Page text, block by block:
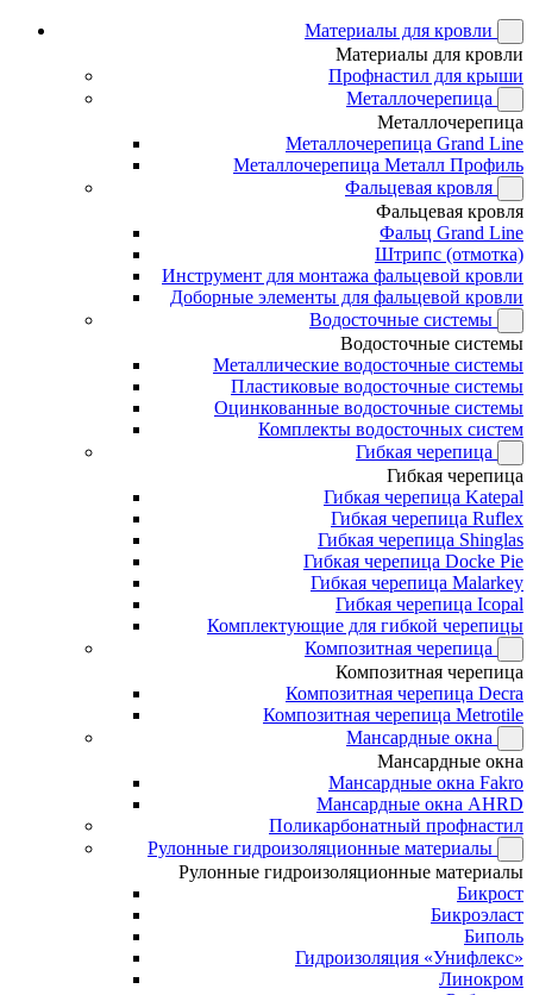
Материалы для кровли
Материалы для кровли
Профнастил для крыши
Металлочерепица
Металлочерепица
Металлочерепица Grand Line
Металлочерепица Металл Профиль
Фальцевая кровля
Фальцевая кровля
Фальц Grand Line
Штрипс (отмотка)
Инструмент для монтажа фальцевой кровли
Доборные элементы для фальцевой кровли
Водосточные системы
Водосточные системы
Металлические водосточные системы
Пластиковые водосточные системы
Оцинкованные водосточные системы
Комплекты водосточных систем
Гибкая черепица
Гибкая черепица
Гибкая черепица Katepal
Гибкая черепица Ruflex
Гибкая черепица Shinglas
Гибкая черепица Docke Pie
Гибкая черепица Malarkey
Гибкая черепица Icopal
Комплектующие для гибкой черепицы
Композитная черепица
Композитная черепица
Композитная черепица Decra
Композитная черепица Metrotile
Мансардные окна
Мансардные окна
Мансардные окна Fakro
Мансардные окна AHRD
Поликарбонатный профнастил
Рулонные гидроизоляционные материалы
Рулонные гидроизоляционные материалы
Бикрост
Бикроэласт
Биполь
Гидроизоляция «Унифлекс»
Линокром